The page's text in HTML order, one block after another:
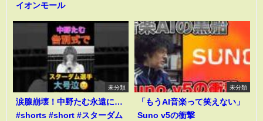
イオンモール
未分類
涙腺崩壊！中野たむ永遠に…
#shorts #short #スターダム
未分類
「もうAI音楽って笑えない」
Suno v5の衝撃